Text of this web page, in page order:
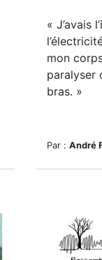
« J’avais
mon
paralyser
bras. »
Par : André